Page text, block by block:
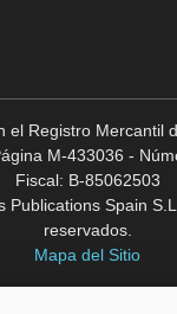
el Registro Mercantil
M-433036 -
Fiscal: B-85062503
Publications Spain
reservados.
Mapa del Sitio